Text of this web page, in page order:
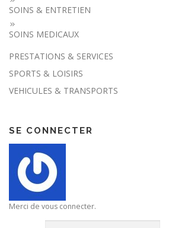
SOINS & ENTRETIEN
SOINS MEDICAUX
PRESTATIONS & SERVICES
SPORTS & LOISIRS
VEHICULES & TRANSPORTS
SE CONNECTER
Merci de vous connecter.